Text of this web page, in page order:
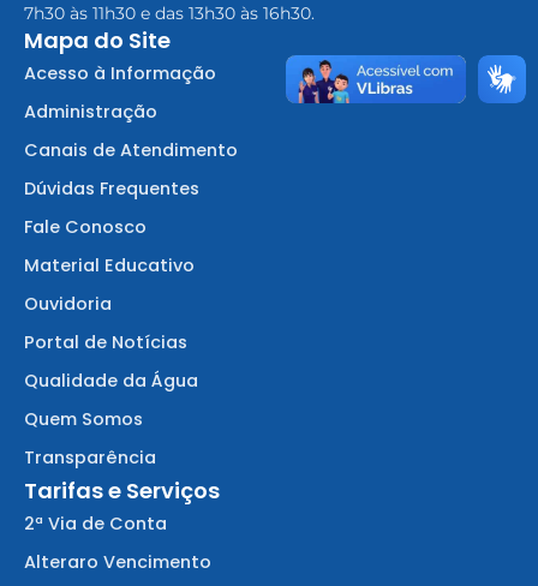
7h30 às 11h30 e das 13h30 às 16h30.
Mapa do Site
Acesso à Informação
Administração
Canais de Atendimento
Dúvidas Frequentes
Fale Conosco
Material Educativo
Ouvidoria
Portal de Notícias
Qualidade da Água
Quem Somos
Transparência
Tarifas e Serviços
2ª Via de Conta
Alteraro Vencimento